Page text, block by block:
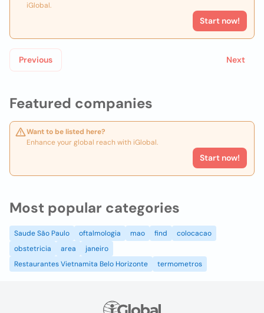
Featured companies
Want to be listed here?
Enhance your global reach with iGlobal.
Start now!
iGlobal.
Start now!
Previous Next
Most popular categories
Saude São Paulo oftalmologia mao find
colocacao
obstetricia
area
janeiro
Restaurantes Vietnamita Belo Horizonte
termometros